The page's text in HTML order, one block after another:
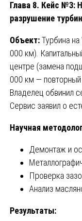
Глава 8. Кейс №3:
разрушение
Объект:Турбина
000 км).
центре (замена
000 км — повторный
Владелец обвинил
Сервис заявил о
Научная
Демонтаж и
Проверка
Анализ
Результаты: